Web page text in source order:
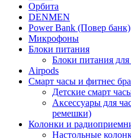
Орбита
DENMEN
Power Bank (Повер банк)
Микрофоны
Блоки питания
Блоки питания для
Airpods
Смарт часы и фитнес
Детские смарт
Аксессуары для
ремешки)
Колонки и
Настольные